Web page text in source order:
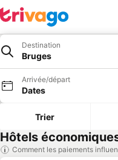
Destination
Bruges
Arrivée/départ
Dates
Trier
Hôtels
Comment les paiements